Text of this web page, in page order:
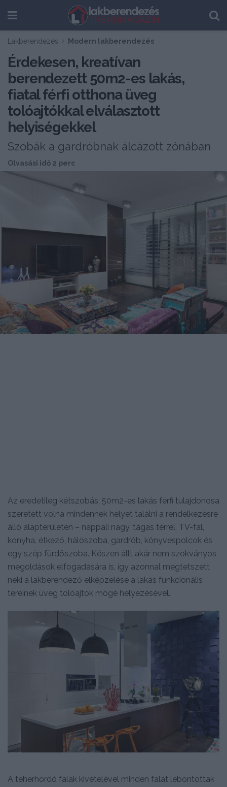
Lakberendezés Modern lakberendezés
Érdekesen, kreatívan
berendezett 50m2-es lakás,
fiatal férfi otthona üveg
tolóajtókkal elválasztott
helyiségekkel
Szobák a gardróbnak álcázott zónában
Olvasási idő 2 perc
Az eredetileg kétszobás, 50m2-es lakás férfi tulajdonosa
szeretett volna mindennek helyet találni a rendelkezésre
álló alapterületen – nappali nagy, tágas térrel, TV-fal,
konyha, étkező, hálószoba, gardrób, könyvespolcok és
egy szép fürdőszoba. Készen állt akár nem szokványos
megoldások elfogadására is, így azonnal megtetszett
neki a lakberendező elképzelése a lakás funkcionális
tereinek üveg tolóajtók mögé helyezésével.
A teherhordó falak kivételével minden falat lebontottak